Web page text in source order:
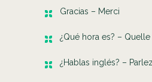
Gracias – Merci
¿Qué hora es? –
¿Hablas inglés? –